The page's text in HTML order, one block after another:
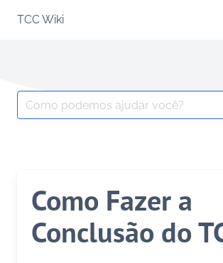
TCC Wiki
Search
for:
Como Fazer a
Conclusão do